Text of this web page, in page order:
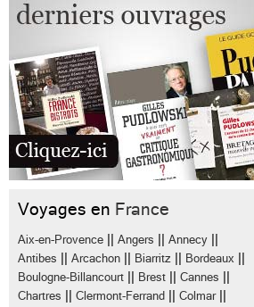
Voyages en France
Aix-en-Provence Angers Annecy
Antibes Arcachon Biarritz Bordeaux
Boulogne-Billancourt Brest Cannes
Chartres Clermont-Ferrand Colmar||